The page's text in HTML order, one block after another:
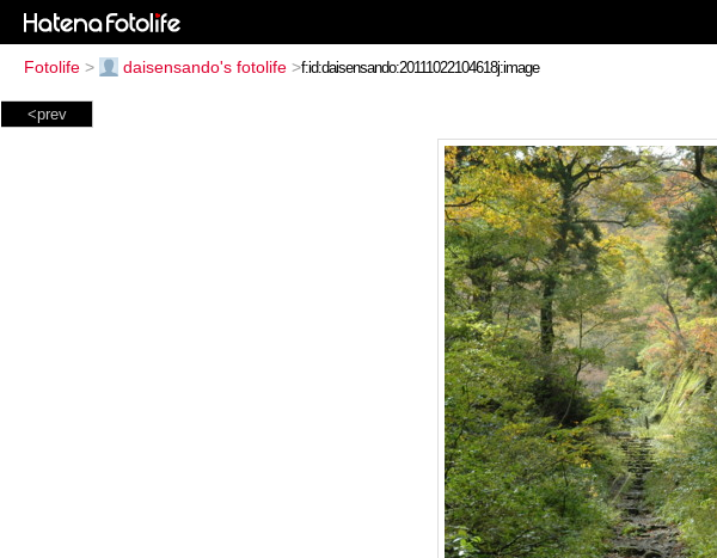
Fotolife > daisensando's fotolife >
<prev